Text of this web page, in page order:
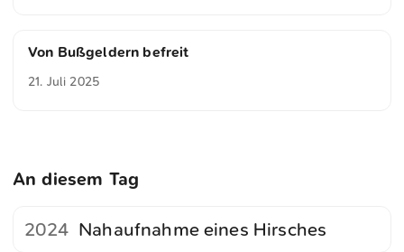
Von Bußgeldern befreit
21. Juli 2025
An diesem Tag
2024 Nahaufnahme eines Hirsches